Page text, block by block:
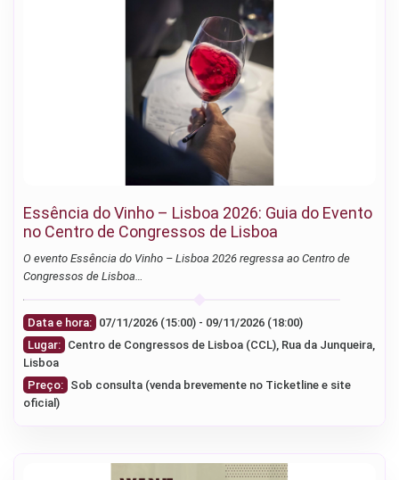
Essência do Vinho – Lisboa 2026: Guia do Evento
no Centro de Congressos de Lisboa
O evento Essência do Vinho – Lisboa 2026 regressa ao Centro de
Congressos de Lisboa…
Data e hora:
07/11/2026 (15:00) - 09/11/2026 (18:00)
Lugar: Centro de Congressos de Lisboa (CCL), Rua da Junqueira,
Lisboa
Preço: Sob consulta (venda brevemente no Ticketline e site
oficial)